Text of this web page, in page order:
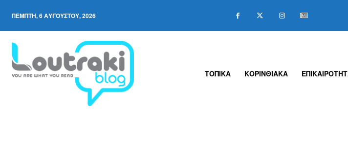
ΠΈΜΠΤΗ, 6 ΑΥΓΟΎΣΤΟΥ, 2026
ΤΟΠΙΚΑ ΚΟΡΙΝΘΙΑΚΑ